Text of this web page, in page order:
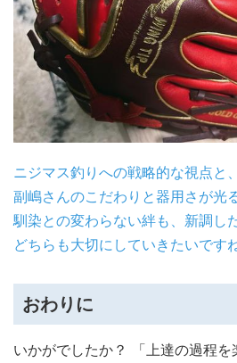
ニジマス釣りへの戦略的な視点と
副嶋さんのこだわりと器用さが光
馴染との変わらない絆も、新調し
どちらも大切にしていきたいですね
おわりに
いかがでしたか？ 「上達の過程